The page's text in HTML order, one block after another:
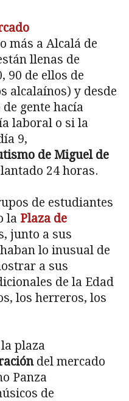
más a Alcalá de
llenas de
90 de ellos de
alcalaínos) y desde
gente hacía
laboral o si la
9,
de Miguel de
24 horas.
de estudiantes
la Plaza de
junto a sus
lo inusual de
a sus
de la Edad
los herreros, los
plaza
del mercado
Panza
de